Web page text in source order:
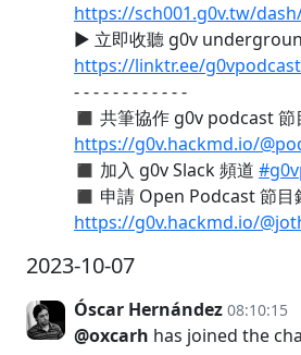
https://sch001.g0v.tw/dash/
▶️ 立即收聽 g0v
https://linktr.ee/g0vpodcast
- - - - - - - - - - - -
◼︎ 共筆協作 g0v podcast
https://g0v.hackmd.io/
◼︎ 加入 g0v Slack 頻道
◼︎ 申請 Open Podcast 節目
https://g0v.hackmd.io/
2023-10-07
Óscar Hernández 08:10:15
@oxcarh has joined the